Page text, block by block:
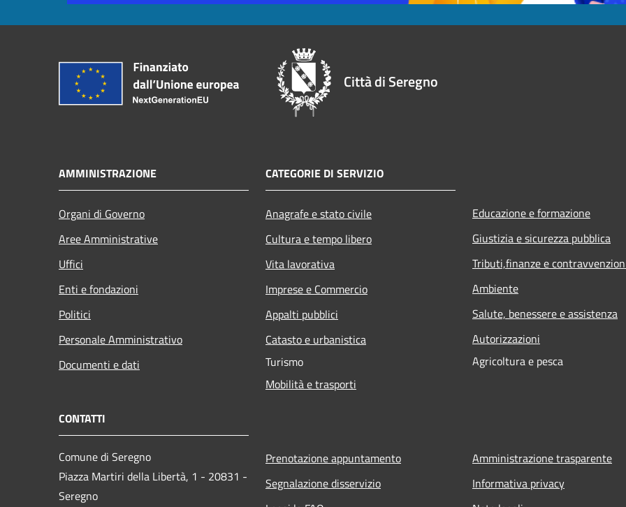
Città di Seregno
AMMINISTRAZIONE
Organi di Governo
Aree Amministrative
Uffici
Enti e fondazioni
Politici
Personale Amministrativo
Documenti e dati
CATEGORIE DI SERVIZIO
Anagrafe e stato civile
Cultura e tempo libero
Vita lavorativa
Imprese e Commercio
Appalti pubblici
Catasto e urbanistica
Turismo
Mobilità e trasporti
Educazione e formazione
Giustizia e sicurezza pubblica
Tributi,finanze e
Ambiente
Salute, benessere e assistenza
Autorizzazioni
Agricoltura e pesca
CONTATTI
Comune di Seregno
Piazza Martiri della Libertà, 1 - 20831 -
Seregno
Prenotazione appuntamento
Segnalazione disservizio
Amministrazione trasparente
Informativa privacy